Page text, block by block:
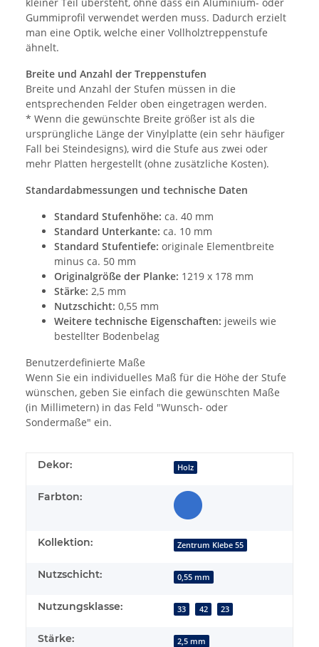
Gummiprofil verwendet werden muss. Dadurch erzielt
man eine Optik, welche einer Vollholztreppenstufe
ähnelt.
Breite und Anzahl der Treppenstufen
Breite und Anzahl der Stufen müssen in die
entsprechenden Felder oben eingetragen werden.
* Wenn die gewünschte Breite größer ist als die
ursprüngliche Länge der Vinylplatte (ein sehr häufiger
Fall bei Steindesigns), wird die Stufe aus zwei oder
mehr Platten hergestellt (ohne zusätzliche Kosten).
Standardabmessungen und technische Daten
Standard Stufenhöhe: ca. 40 mm
Standard Unterkante: ca. 10 mm
Standard Stufentiefe: originale Elementbreite
minus ca. 50 mm
Originalgröße der Planke: 1219 x 178 mm
Stärke: 2,5 mm
Nutzschicht: 0,55 mm
Weitere technische Eigenschaften: jeweils wie
bestellter Bodenbelag
Benutzerdefinierte Maße
Wenn Sie ein individuelles Maß für die Höhe der Stufe
wünschen, geben Sie einfach die gewünschten Maße
(in Millimetern) in das Feld "Wunsch- oder
Sondermaße" ein.
Dekor: Holz
Farbton:
Kollektion: Zentrum Klebe 55
Nutzschicht: 0,55 mm
Nutzungsklasse: 33 42 23
Stärke: 2,5 mm